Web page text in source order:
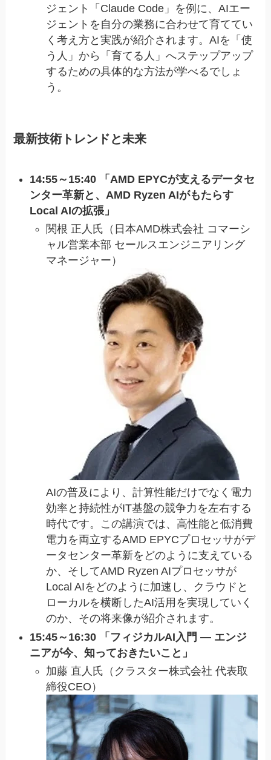
ジェント「Claude Code」を例に、AIエー
ジェントを自分の業務に合わせて育ててい
く考え方と実践が紹介されます。AIを「使
う人」から「育てる人」へステップアップ
するための具体的な方法が学べるでしょ
う。
最新技術トレンドと未来
14:55～15:40 「AMD EPYCが支えるデータセ
ンター革新と、AMD Ryzen AIがもたらす
Local AIの拡張」
関根 正人氏（日本AMD株式会社 コマーシ
ャル営業本部 セールスエンジニアリング
マネージャー）
AIの普及により、計算性能だけでなく電力
効率と持続性がIT基盤の競争力を左右する
時代です。この講演では、高性能と低消費
電力を両立するAMD EPYCプロセッサがデ
ータセンター革新をどのように支えている
か、そしてAMD Ryzen AIプロセッサが
Local AIをどのように加速し、クラウドと
ローカルを横断したAI活用を実現していく
のか、その将来像が紹介されます。
15:45～16:30 「フィジカルAI入門 — エンジ
ニアが今、知っておきたいこと」
加藤 直人氏（クラスター株式会社 代表取
締役CEO）